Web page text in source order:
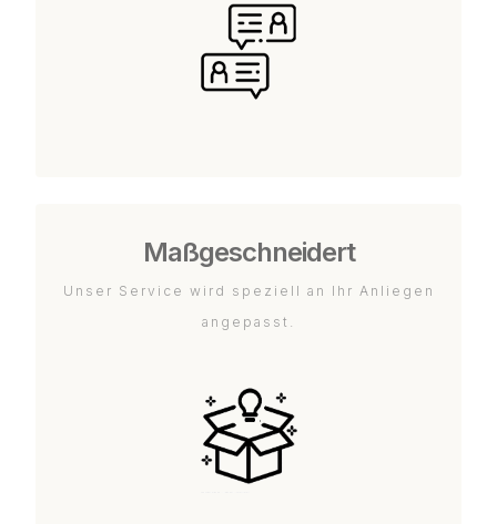
Maßgeschneidert
Unser Service wird speziell an Ihr Anliegen
angepasst.